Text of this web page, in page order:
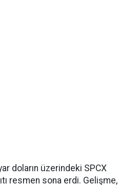
doların üzerindeki SPCX
resmen sona erdi. Gelişme,